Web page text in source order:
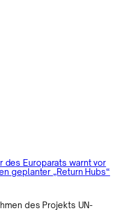
des Europarats warnt vor
geplanter „Return Hubs“
des Projekts UN-